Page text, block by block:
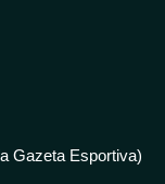
Gazeta Esportiva)